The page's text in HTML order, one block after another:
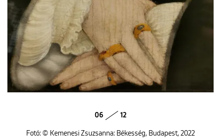
06 12
Fotó: © Kemenesi Zsuzsanna: Békesség, Budapest, 2022